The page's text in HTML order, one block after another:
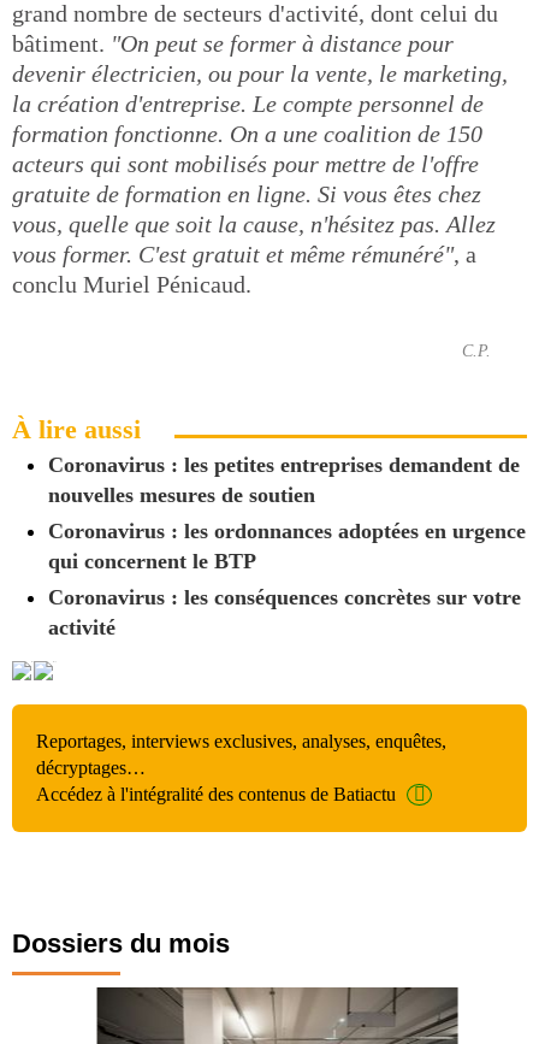
grand nombre de secteurs d'activité, dont celui du
bâtiment. "On peut se former à distance pour
devenir électricien, ou pour la vente, le marketing,
la création d'entreprise. Le compte personnel de
formation fonctionne. On a une coalition de 150
acteurs qui sont mobilisés pour mettre de l'offre
gratuite de formation en ligne. Si vous êtes chez
vous, quelle que soit la cause, n'hésitez pas. Allez
vous former. C'est gratuit et même rémunéré", a
conclu Muriel Pénicaud.
C.P.
À lire aussi
Coronavirus : les petites entreprises demandent de
nouvelles mesures de soutien
Coronavirus : les ordonnances adoptées en urgence
qui concernent le BTP
Coronavirus : les conséquences concrètes sur votre
activité
Reportages, interviews exclusives, analyses, enquêtes,
décryptages…
Accédez à l'intégralité des contenus de Batiactu
Dossiers du mois